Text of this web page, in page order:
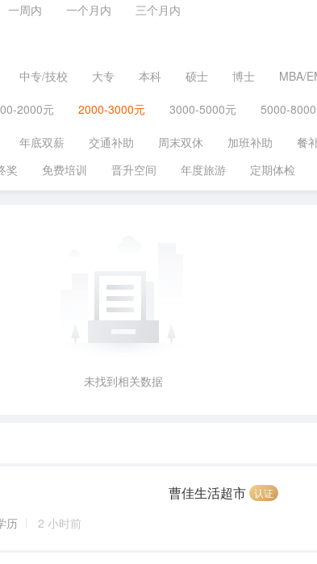
一周内 一个月内
三个月内
中专/技校 大专 本科 硕士 博士
MBA/
2000元 2000-3000元 3000-5000元 5000-
年底双薪 交通补助 周末双休 加班补助 餐
奖 免费培训 晋升空间 年度旅游 定期体检
未找到相关数据
历 2 小时前
曹佳生活超市 认证